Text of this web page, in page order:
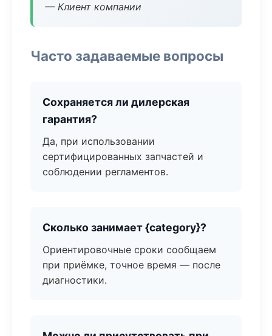
— Клиент компании
Часто задаваемые вопросы
Сохраняется ли дилерская
гарантия?
Да, при использовании
сертифицированных запчастей и
соблюдении регламентов.
Сколько занимает {category}?
Ориентировочные сроки сообщаем
при приёмке, точное время — после
диагностики.